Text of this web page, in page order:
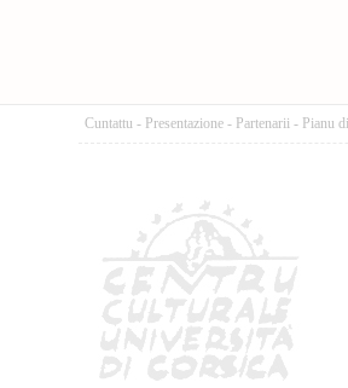
Cuntattu - Presentazione - Partenarii - Pianu